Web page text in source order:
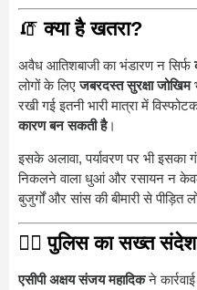
🧯क्या है खतरा?
अवैध आतिशबाजी का भंडारण न सिर्फ
लोगों के लिएजबरदस्त सुरक्षा जोखिम
रखी गई इतनी भारी मात्रा में
कारण बन सकती है।
इसके अलावा, पर्यावरण पर भी इसका
निकलने वाला धुआं और रसायन न केवल
बुजुर्गों और सांस की बीमारी से पीड़ित
👮‍♂️पुलिस का सख्त संदेश
एसीपी अक्षय संजय महादिकने